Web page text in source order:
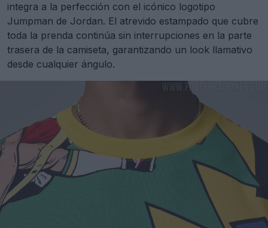
integra a la perfección con el icónico logotipo
Jumpman de Jordan. El atrevido estampado que cubre
toda la prenda continúa sin interrupciones en la parte
trasera de la camiseta, garantizando un look llamativo
desde cualquier ángulo.